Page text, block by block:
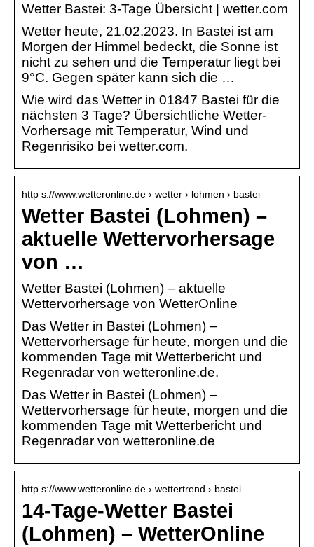
Wetter Bastei: 3-Tage Übersicht | wetter.com
Wetter heute, 21.02.2023. In Bastei ist am
Morgen der Himmel bedeckt, die Sonne ist
nicht zu sehen und die Temperatur liegt bei
9°C. Gegen später kann sich die …
Wie wird das Wetter in 01847 Bastei für die
nächsten 3 Tage? Übersichtliche Wetter-
Vorhersage mit Temperatur, Wind und
Regenrisiko bei wetter.com.
http s://www.wetteronline.de › wetter › lohmen › bastei
Wetter Bastei (Lohmen) –
aktuelle Wettervorhersage
von …
Wetter Bastei (Lohmen) – aktuelle
Wettervorhersage von WetterOnline
Das Wetter in Bastei (Lohmen) –
Wettervorhersage für heute, morgen und die
kommenden Tage mit Wetterbericht und
Regenradar von wetteronline.de.
Das Wetter in Bastei (Lohmen) –
Wettervorhersage für heute, morgen und die
kommenden Tage mit Wetterbericht und
Regenradar von wetteronline.de
http s://www.wetteronline.de › wettertrend › bastei
14-Tage-Wetter Bastei
(Lohmen) – WetterOnline